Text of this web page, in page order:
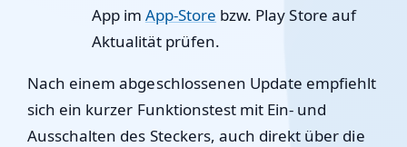
App im App-Store bzw. Play Store auf
Aktualität prüfen.
Nach einem abgeschlossenen Update empfiehlt
sich ein kurzer Funktionstest mit Ein- und
Ausschalten des Steckers, auch direkt über die